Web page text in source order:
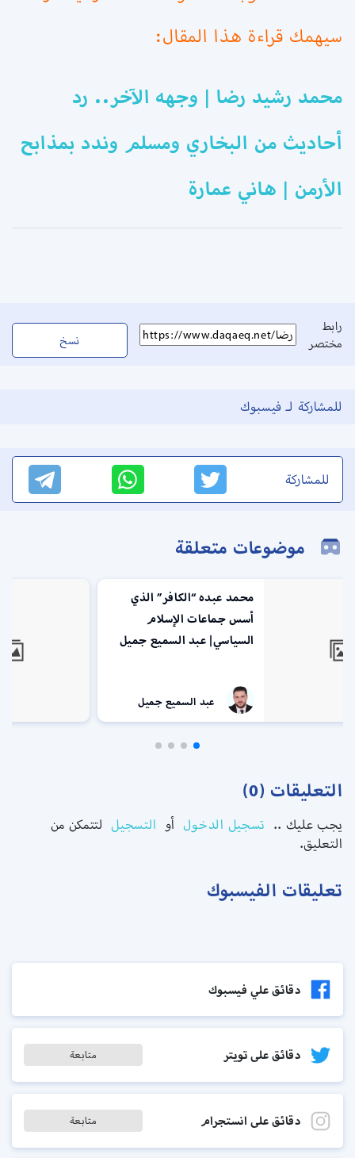
سيهمك قراءة هذا المقال:
محمد رشيد رضا | وجهه الآخر.. رد
أحاديث من البخاري ومسلم وندد بمذابح
الأرمن | هاني عمارة
رابط
مختصر
نسخ
للمشاركة لـ فيسبوك
للمشاركة
موضوعات متعلقة
الإسلام وأصول الحكم.. قصة
كتاب كشف ملامح مصر بعد
ثورة 1919
عبد السميع جميل
التعليقات (0)
يجب عليك .. تسجيل الدخول أو التسجيل لتتمكن من
التعليق.
تعليقات الفيسبوك
دقائق علي فيسبوك
دقائق على تويتر متابعة
دقائق على انستجرام متابعة